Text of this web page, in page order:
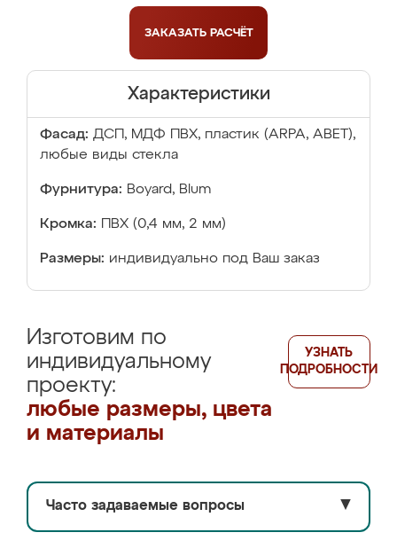
ЗАКАЗАТЬ РАСЧЁТ
Характеристики
Фасад: ДСП, МДФ ПВХ, пластик (ARPA, ABET),
любые виды стекла
Фурнитура: Boyard, Blum
Кромка: ПВХ (0,4 мм, 2 мм)
Размеры: индивидуально под Ваш заказ
Изготовим по
индивидуальному
проекту:
любые размеры, цвета
и материалы
УЗНАТЬ
ПОДРОБНОСТИ
Часто задаваемые вопросы ▼